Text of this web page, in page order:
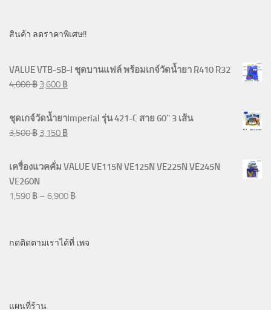
สินค้า ลดราคาพิเศษ!!
VALUE VTB-5B-I ชุดบานแฟล์ พร้อมเกจ์วัดน้ำยา R410 R32
4,000฿ 3,600 ฿
ชุดเกจ์วัดน้ำยาImperial รุ่น 421-C สาย 60'' 3 เส้น
3,500฿ 3,150 ฿
เครื่องแวคคั่ม VALUE VE115N VE125N VE225N VE245N
VE260N
1,590 ฿ – 6,900 ฿
กดติดตามเราได้ที่ เพจ
แผนที่ร้าน